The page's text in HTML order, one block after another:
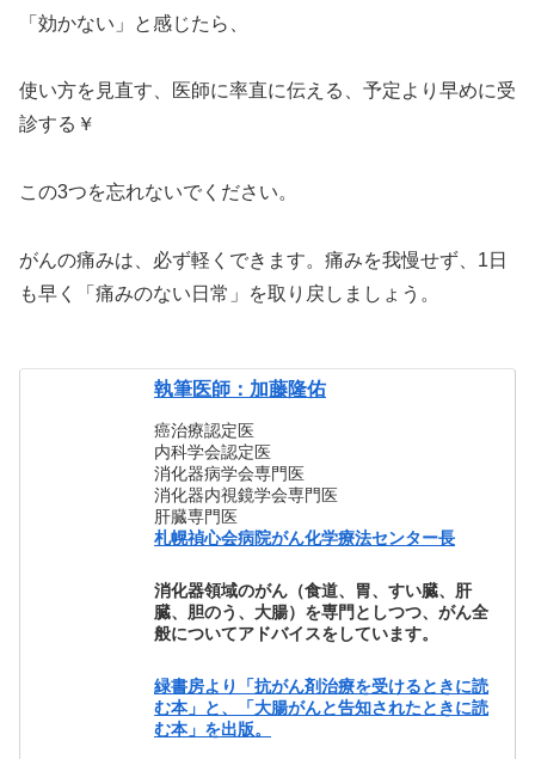
「効かない」と感じたら、
使い方を見直す、医師に率直に伝える、予定より早めに受
診する￥
この3つを忘れないでください。
がんの痛みは、必ず軽くできます。痛みを我慢せず、1日
も早く「痛みのない日常」を取り戻しましょう。
執筆医師：加藤隆佑
癌治療認定医
内科学会認定医
消化器病学会専門医
消化器内視鏡学会専門医
肝臓専門医
札幌禎心会病院がん化学療法センター長
消化器領域のがん（食道、胃、すい臓、肝
臓、胆のう、大腸）を専門としつつ、がん全
般についてアドバイスをしています。
緑書房より「抗がん剤治療を受けるときに読
む本」と、「大腸がんと告知されたときに読
む本」を出版。